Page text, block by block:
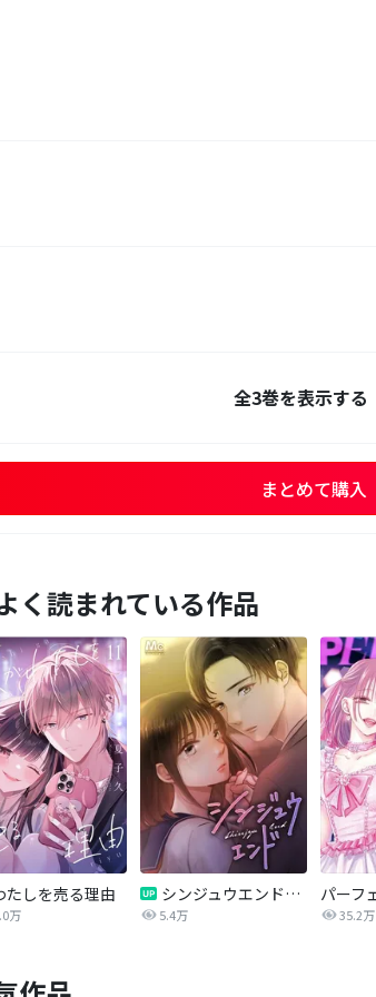
全3巻を表示する
まとめて購入
く読まれている作品
たしを売る理由
万
シンジュウエンド【タテヨミ】
5.4万 35.2万